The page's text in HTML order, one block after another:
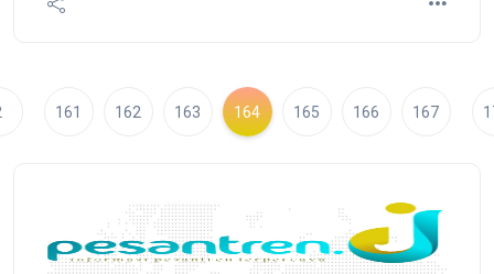
161 162 163 164 165 166 167